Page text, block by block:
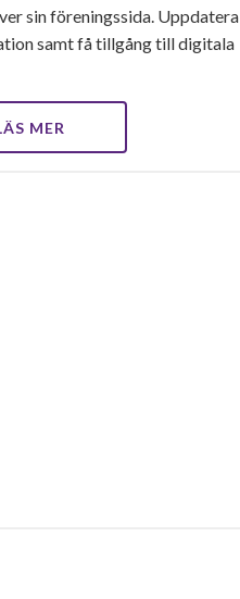
sin föreningssida. Uppdatera
samt få tillgång till digitala
MER